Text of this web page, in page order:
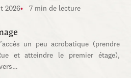
2026 7 min de lecture
un peu acrobatique (prendre
et atteindre le premier étage),